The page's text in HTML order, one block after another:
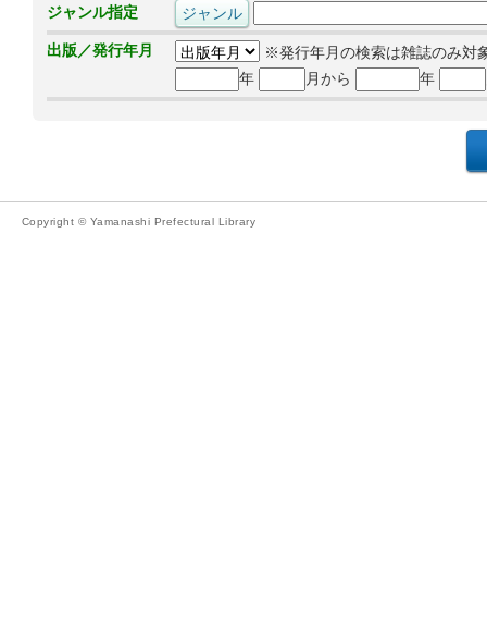
ジャンル指定
出版／発行年月
※発行年月の検索は雑誌のみ対
年
月から 年
Copyright © Yamanashi Prefectural Library